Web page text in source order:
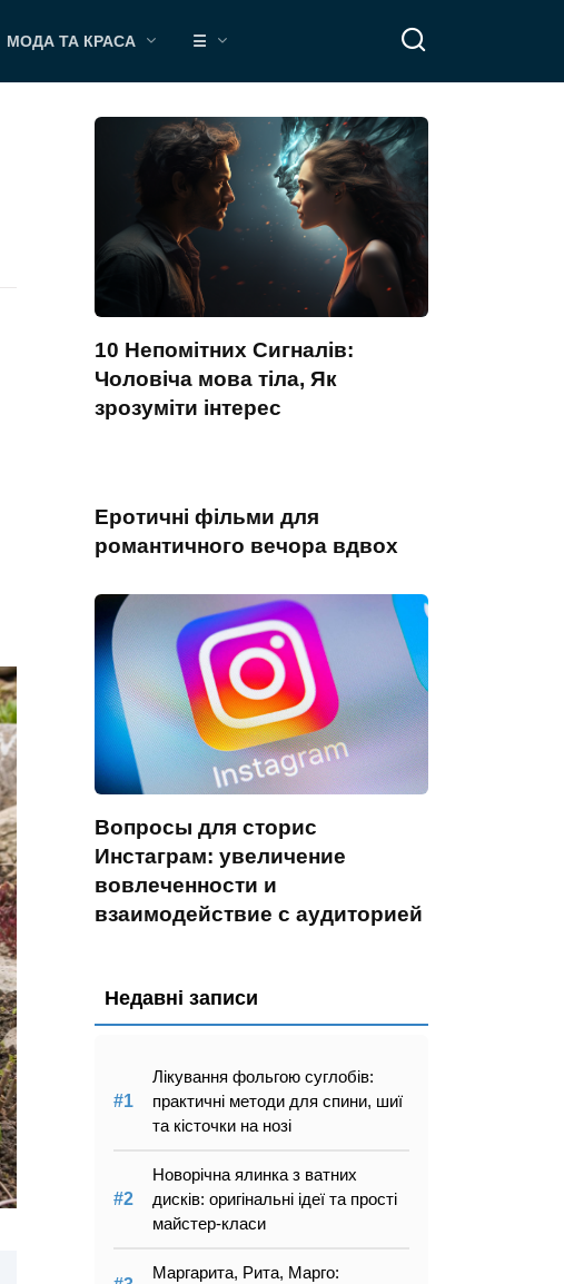
МОДА ТА КРАСА ☰
10 Непомітних Сигналів:
Чоловіча мова тіла, Як
зрозуміти інтерес
Еротичні фільми для
романтичного вечора вдвох
Вопросы для сторис
Инстаграм: увеличение
вовлеченности и
взаимодействие с аудиторией
Недавні записи
Лікування фольгою суглобів:
практичні методи для спини, шиї
та кісточки на нозі
Новорічна ялинка з ватних
дисків: оригінальні ідеї та прості
майстер-класи
Маргарита, Рита, Марго: